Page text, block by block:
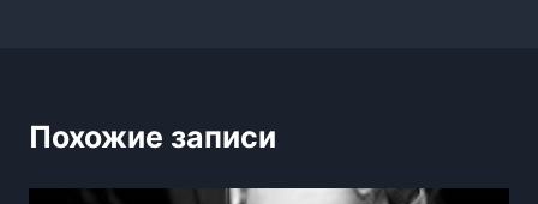
Похожие записи